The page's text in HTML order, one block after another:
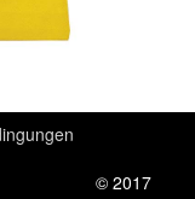
© 2017